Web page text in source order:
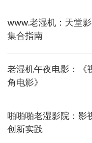
www.老湿机：天堂
集合指南
老湿机午夜电影：《
角电影》
啪啪啪老湿影院：影
创新实践